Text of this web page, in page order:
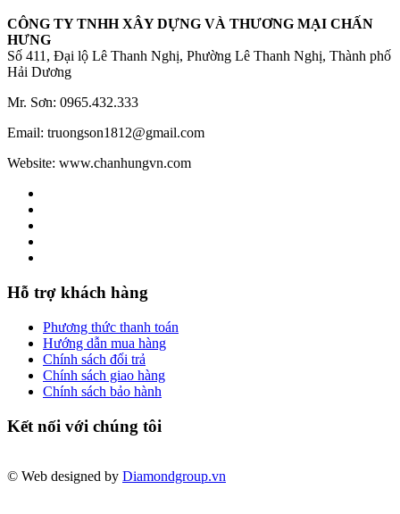
CÔNG TY TNHH XÂY DỰNG VÀ THƯƠNG MẠI CHẤN
HƯNG
Số 411, Đại lộ Lê Thanh Nghị, Phường Lê Thanh Nghị, Thành phố
Hải Dương
Mr. Sơn: 0965.432.333
Email: truongson1812@gmail.com
Website: www.chanhungvn.com
Hỗ trợ khách hàng
Phương thức thanh toán
Hướng dẫn mua hàng
Chính sách đổi trả
Chính sách giao hàng
Chính sách bảo hành
Kết nối với chúng tôi
© Web designed by Diamondgroup.vn